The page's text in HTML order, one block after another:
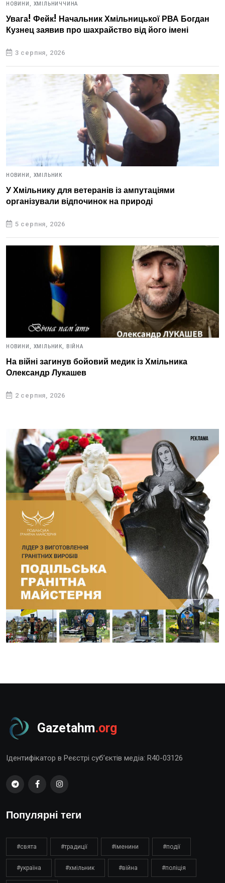
НОВИНИ, ХМІЛЬНИЧЧИНА
Увага! Фейк! Начальник Хмільницької РВА Богдан
Кузнец заявив про шахрайство від його імені
3 серпня, 2026
НОВИНИ, ХМІЛЬНИК
У Хмільнику для ветеранів із ампутаціями
організували відпочинок на природі
5 серпня, 2026
НОВИНИ, ХМІЛЬНИК, ВІЙНА
На війні загинув бойовий медик із Хмільника
Олександр Лукашев
2 серпня, 2026
Gazetahm.org
Ідентифікатор в Реєстрі суб’єктів медіа: R40-03126
Популярні теги
#свята #традиції #іменини #події
#україна #хмільник #війна #поліція